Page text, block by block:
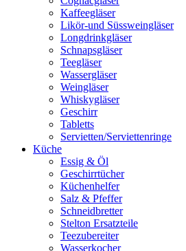
Kaffeegläser
Likör-und Süssweingläser
Longdrinkgläser
Schnapsgläser
Teegläser
Wassergläser
Weingläser
Whiskygläser
Geschirr
Tabletts
Servietten/Serviettenringe
Küche
Essig & Öl
Geschirrtücher
Küchenhelfer
Salz & Pfeffer
Schneidbretter
Stelton Ersatzteile
Teezubereiter
Wasserkocher